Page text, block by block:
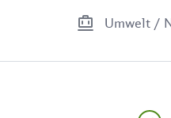
Umwelt /